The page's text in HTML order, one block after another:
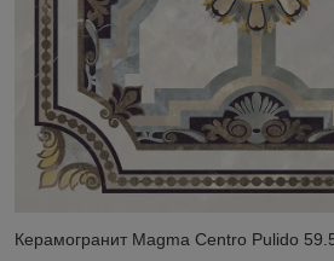
Керамогранит Magma Centro Pulido